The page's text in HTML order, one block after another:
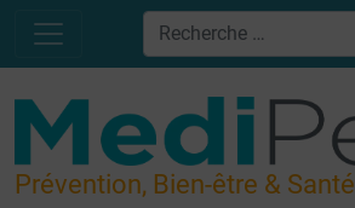
Prévention, Bien-être & Santé